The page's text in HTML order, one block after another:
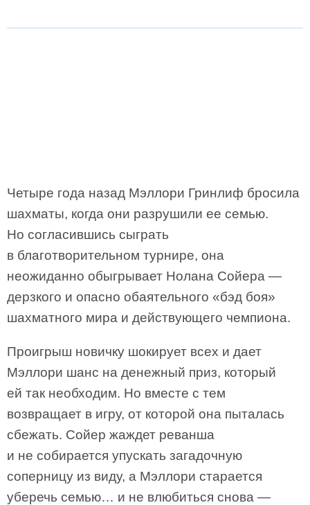
Четыре года назад Мэллори Гринлиф бросила
шахматы, когда они разрушили ее семью.
Но согласившись сыграть
в благотворительном турнире, она
неожиданно обыгрывает Нолана Сойера —
дерзкого и опасно обаятельного «бэд боя»
шахматного мира и действующего чемпиона.
Проигрыш новичку шокирует всех и дает
Мэллори шанс на денежный приз, который
ей так необходим. Но вместе с тем
возвращает в игру, от которой она пыталась
сбежать. Сойер жаждет реванша
и не собирается упускать загадочную
соперницу из виду, а Мэллори старается
уберечь семью… и не влюбиться снова —